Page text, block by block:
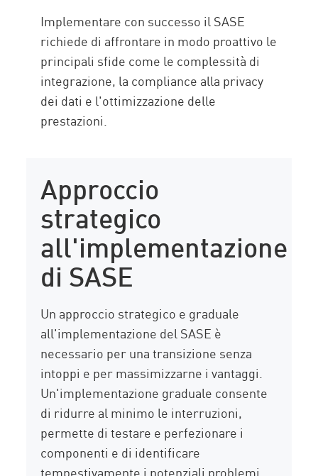
Implementare con successo il SASE
richiede di affrontare in modo proattivo le
principali sfide come le complessità di
integrazione, la compliance alla privacy
dei dati e l'ottimizzazione delle
prestazioni.
Approccio
strategico
all'implementazione
di SASE
Un approccio strategico e graduale
all'implementazione del SASE è
necessario per una transizione senza
intoppi e per massimizzarne i vantaggi.
Un'implementazione graduale consente
di ridurre al minimo le interruzioni,
permette di testare e perfezionare i
componenti e di identificare
tempestivamente i potenziali problemi.